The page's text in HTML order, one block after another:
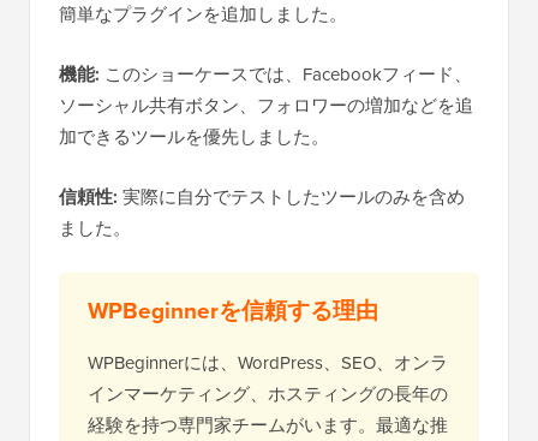
簡単なプラグインを追加しました。
機能: このショーケースでは、Facebookフィード、
ソーシャル共有ボタン、フォロワーの増加などを追
加できるツールを優先しました。
信頼性: 実際に自分でテストしたツールのみを含め
ました。
WPBeginnerを信頼する理由
WPBeginnerには、WordPress、SEO、オンラ
インマーケティング、ホスティングの長年の
経験を持つ専門家チームがいます。最適な推